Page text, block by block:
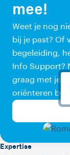
mee!
Weet je nog
bij je past? Of
begeleiding,
Info Support?
graag met je
oriënteren
Expertise